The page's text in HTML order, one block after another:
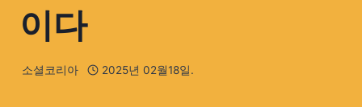
이다
소셜코리아 2025년 02월18일.